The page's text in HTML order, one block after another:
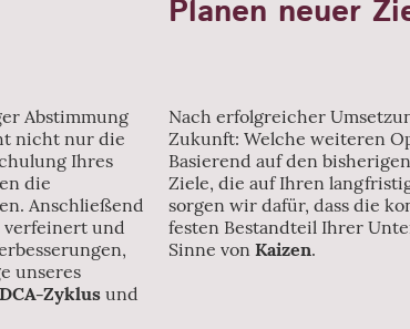
Abstimmung
nicht nur die
Ihres
die
Anschließend
verfeinert und
unseres
Zyklus und
Planen neuer
Nach erfolgreicher
Zukunft: Welche weiteren
Basierend auf den
Ziele, die auf Ihren
sorgen wir dafür, dass die
festen Bestandteil Ihrer
Sinne von Kaizen.